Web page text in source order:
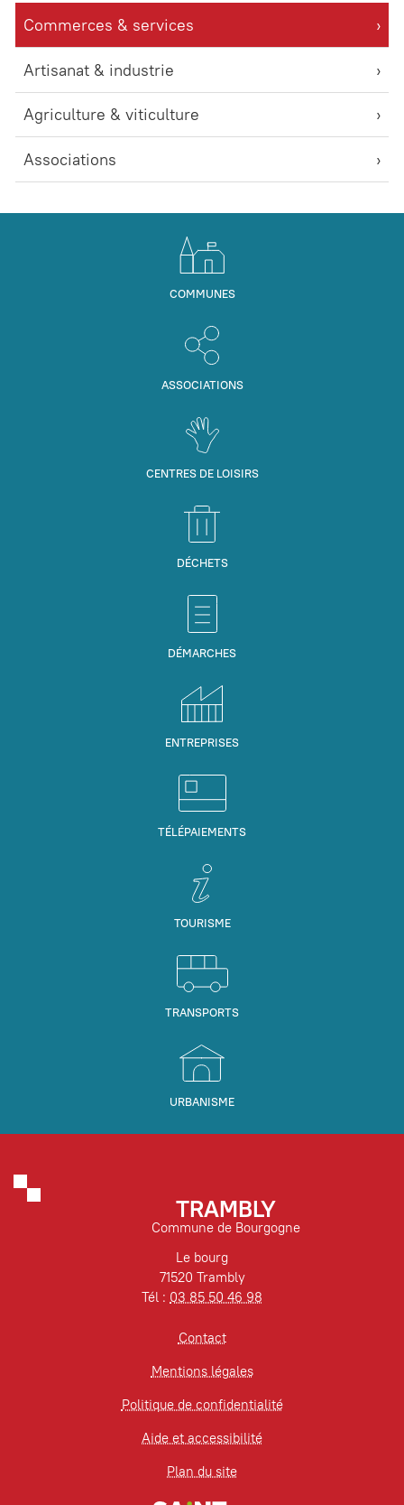
Commerces & services
Artisanat & industrie
Agriculture & viticulture
Associations
COMMUNES
ASSOCIATIONS
CENTRES DE LOISIRS
DÉCHETS
DÉMARCHES
ENTREPRISES
TÉLÉPAIEMENTS
TOURISME
TRANSPORTS
URBANISME
TRAMBLY
Commune de Bourgogne
Le bourg
71520 Trambly
Tél : 03 85 50 46 98
Contact
Mentions légales
Politique de confidentialité
Aide et accessibilité
Plan du site